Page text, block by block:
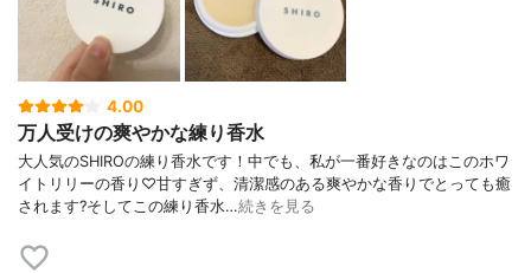
4.00
万人受けの爽やかな練り香水
大人気のSHIROの練り香水です！中でも、私が一番好きなのはこのホワ
イトリリーの香り♡甘すぎず、清潔感のある爽やかな香りでとっても癒
されます?そしてこの練り香水…続きを見る